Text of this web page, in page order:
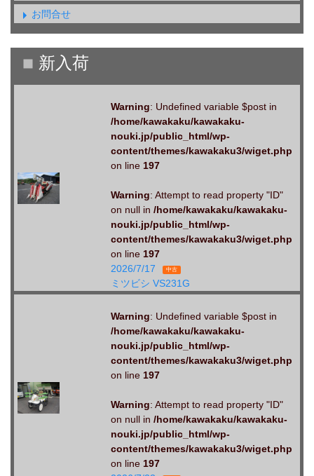
お問合せ
Warning: Undefined variable $post in
/home/kawakaku/kawakaku-
nouki.jp/public_html/wp-
content/themes/kawakaku3/wiget.php
on line 197
Warning: Attempt to read property "ID"
on null in /home/kawakaku/kawakaku-
nouki.jp/public_html/wp-
content/themes/kawakaku3/wiget.php
on line 197
2026/7/17
中古
ミツビシ VS231G
Warning: Undefined variable $post in
/home/kawakaku/kawakaku-
nouki.jp/public_html/wp-
content/themes/kawakaku3/wiget.php
on line 197
Warning: Attempt to read property "ID"
on null in /home/kawakaku/kawakaku-
nouki.jp/public_html/wp-
content/themes/kawakaku3/wiget.php
on line 197